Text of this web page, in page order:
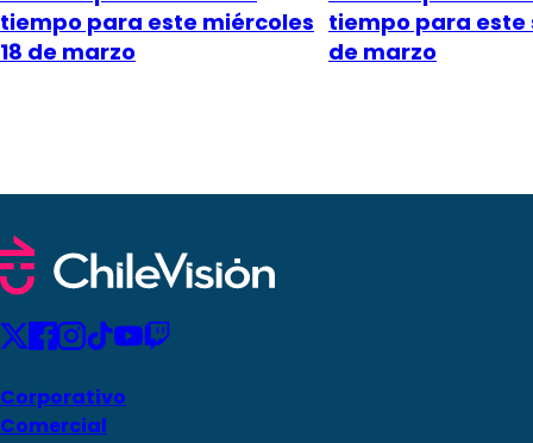
tiempo para este miércoles
18 de marzo
tiempo para este
de marzo
Corporativo
Comercial